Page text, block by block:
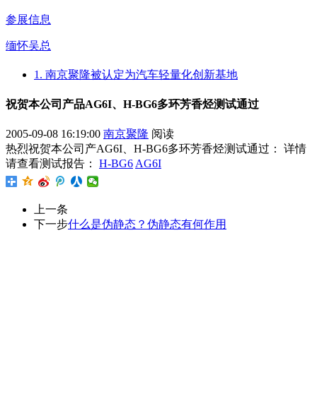
参展信息
缅怀吴总
1. 南京聚隆被认定为汽车轻量化创新基地
祝贺本公司产品AG6I、H-BG6多环芳香烃测试通过
2005-09-08 16:19:00 南京聚隆 阅读
热烈祝贺本公司产AG6I、H-BG6多环芳香烃测试通过： 详情
请查看测试报告： H-BG6 AG6I
上一条
下一步什么是伪静态？伪静态有何作用